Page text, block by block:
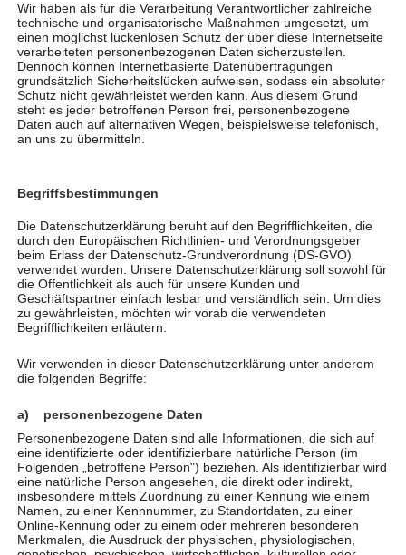
vonTherapieCentrum Viva|Aug. 3, 2023|
Allgemein, Spenden
TherapieCentrum Viva spendet 1.000 Euro für von-
Herz-zu-Herz-Tagesstätte in Bosnien Für „Kunst im
Park“ hatte sich das Team des TherapieCentrums
Viva eine ganz besondere Spendenaktion einfallen
Handwerkermarktes schenkten die...
Kunst im Park 2023
von TherapieCentrum Viva| Juni 20, 2023|Aktionen
Wir haben als für die Verarbeitung Verantwortlicher zahlreiche
technische und organisatorische Maßnahmen umgesetzt, um
einen möglichst lückenlosen Schutz der über diese Internetseite
verarbeiteten personenbezogenen Daten sicherzustellen.
Dennoch können Internetbasierte Datenübertragungen
grundsätzlich Sicherheitslücken aufweisen, sodass ein absoluter
Schutz nicht gewährleistet werden kann. Aus diesem Grund
steht es jeder betroffenen Person frei, personenbezogene
Daten auch auf alternativen Wegen, beispielsweise telefonisch,
an uns zu übermitteln.
Begriffsbestimmungen
Die Datenschutzerklärung beruht auf den Begrifflichkeiten, die
durch den Europäischen Richtlinien- und Verordnungsgeber
beim Erlass der Datenschutz-Grundverordnung (DS-GVO)
verwendet wurden. Unsere Datenschutzerklärung soll sowohl für
die Öffentlichkeit als auch für unsere Kunden und
Geschäftspartner einfach lesbar und verständlich sein. Um dies
zu gewährleisten, möchten wir vorab die verwendeten
Begrifflichkeiten erläutern.
Wir verwenden in dieser Datenschutzerklärung unter anderem
die folgenden Begriffe:
a) personenbezogene Daten
Personenbezogene Daten sind alle Informationen, die sich auf
eine identifizierte oder identifizierbare natürliche Person (im
Folgenden „betroffene Person") beziehen. Als identifizierbar wird
eine natürliche Person angesehen, die direkt oder indirekt,
insbesondere mittels Zuordnung zu einer Kennung wie einem
Namen, zu einer Kennnummer, zu Standortdaten, zu einer
Online-Kennung oder zu einem oder mehreren besonderen
Merkmalen, die Ausdruck der physischen, physiologischen,